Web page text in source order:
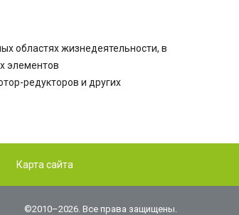
областях жизнедеятельности, в
элементов
редукторов и других
Карта сайта
©2010–2026. Все права защищены.